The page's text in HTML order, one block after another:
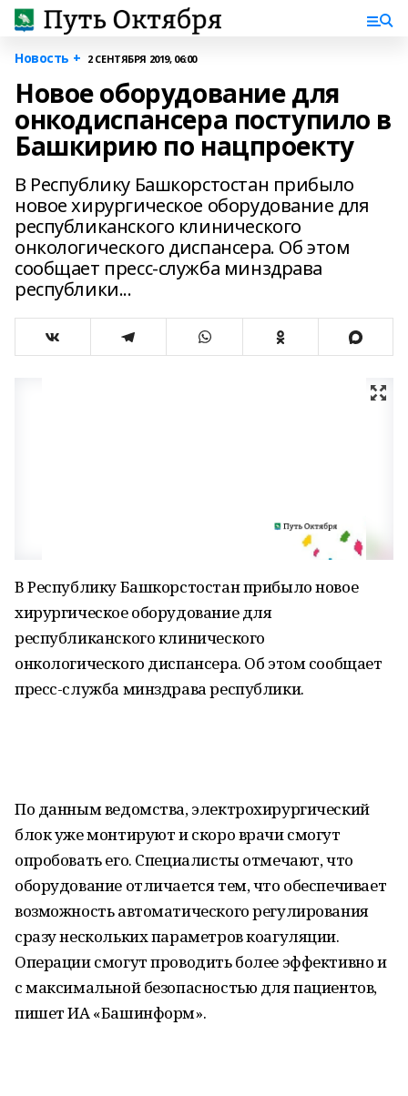
Новость + 2 СЕНТЯБРЯ 2019, 06:00
Новое оборудование для
онкодиспансера поступило в
Башкирию по нацпроекту
В Республику Башкорстостан прибыло
новое хирургическое оборудование для
республиканского клинического
онкологического диспансера. Об этом
сообщает пресс-служба минздрава
республики...
В Республику Башкорстостан прибыло новое
хирургическое оборудование для
республиканского клинического
онкологического диспансера. Об этом сообщает
пресс-служба минздрава республики.
По данным ведомства, электрохирургический
блок уже монтируют и скоро врачи смогут
опробовать его. Специалисты отмечают, что
оборудование отличается тем, что обеспечивает
возможность автоматического регулирования
сразу нескольких параметров коагуляции.
Операции смогут проводить более эффективно и
с максимальной безопасностью для пациентов,
пишет ИА «Башинформ».